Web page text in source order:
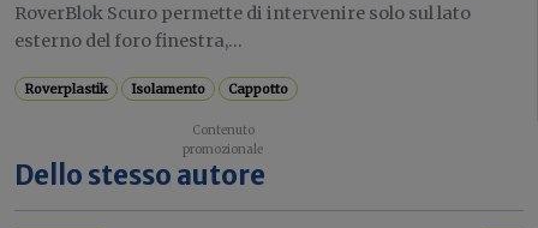
RoverBlok Scuro permette di intervenire solo sul lato
esterno del foro finestra,...
Roverplastik Isolamento Cappotto
Dello stesso autore